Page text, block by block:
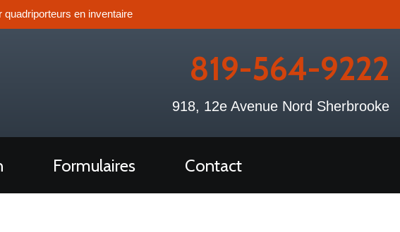
en inventaire
819-564-9222
918, 12e Avenue Nord Sherbrooke
Formulaires Contact